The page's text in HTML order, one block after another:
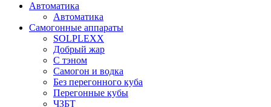
Автоматика
Автоматика
Самогонные аппараты
SOLPLEXX
Добрый жар
С тэном
Самогон и водка
Без перегонного куба
Перегонные кубы
ЧЗБТ